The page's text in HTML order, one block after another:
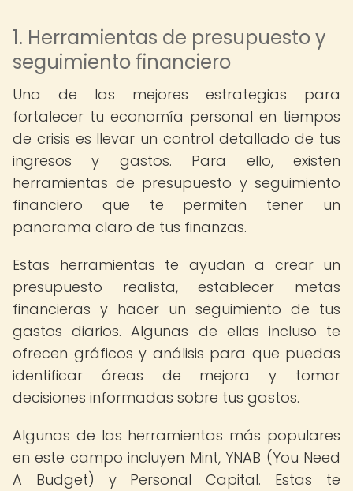
1. Herramientas de presupuesto y
seguimiento financiero
Una de las mejores estrategias para
fortalecer tu economía personal en tiempos
de crisis es llevar un control detallado de tus
ingresos y gastos. Para ello, existen
herramientas de presupuesto y seguimiento
financiero que te permiten tener un
panorama claro de tus finanzas.
Estas herramientas te ayudan a crear un
presupuesto realista, establecer metas
financieras y hacer un seguimiento de tus
gastos diarios. Algunas de ellas incluso te
ofrecen gráficos y análisis para que puedas
identificar áreas de mejora y tomar
decisiones informadas sobre tus gastos.
Algunas de las herramientas más populares
en este campo incluyen Mint, YNAB (You Need
A Budget) y Personal Capital. Estas te